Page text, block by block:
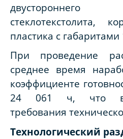
двустороннего
стеклотекстолита,
пластика с
При проведение
среднее время
коэффициенте
24 061 ч, что
требования
Технологический